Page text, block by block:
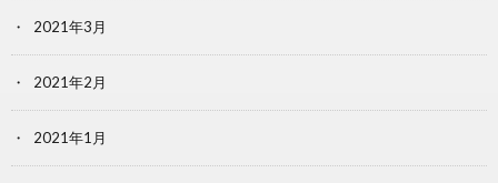
2021年3月
2021年2月
2021年1月